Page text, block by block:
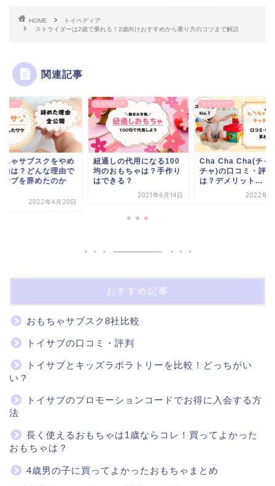
HOME
トイペディア
ストライダーは2歳で乗れる！2歳向けおすすめから乗り方のコツまで解説
関連記事
ディア
ちゃサブスクをやめ
由は？どんな理由で
サブを辞めたのか
2022年4月20日
トイペディア
紐通しの代用になる100
均のおもちゃは？手作り
はできる？
2021年6月14日
トイペディア
Cha Cha Cha(チャ
チャ)の口コミ・評判
は？デメリット...
2022年5
おすすめ記事
おもちゃサブスク8社比較
トイサブの口コミ・評判
トイサブとキッズラボラトリーを比較！どっちがい
い？
トイサブのプロモーションコードでお得に入会する方
法
長く使えるおもちゃは1歳ならコレ！買ってよかった
おもちゃは？
4歳男の子に買ってよかったおもちゃまとめ